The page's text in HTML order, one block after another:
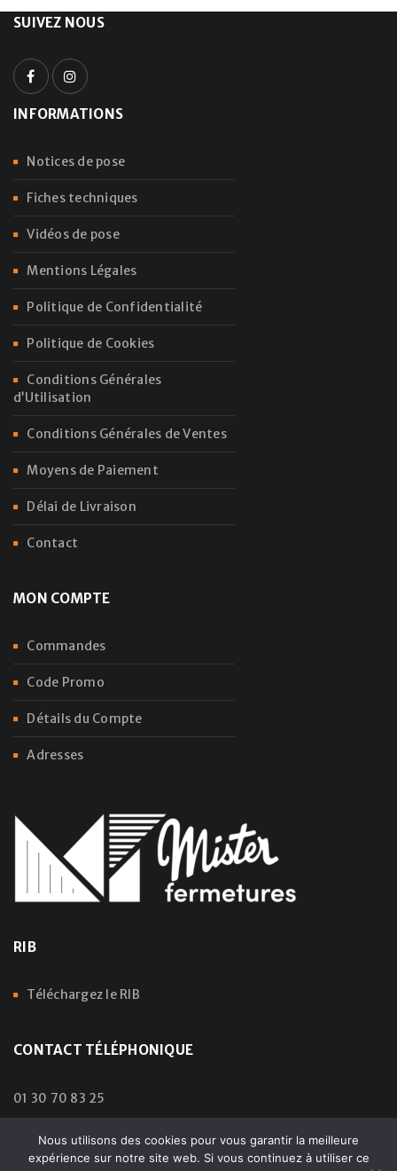
SUIVEZ NOUS
INFORMATIONS
Notices de pose
Fiches techniques
Vidéos de pose
Mentions Légales
Politique de Confidentialité
Politique de Cookies
Conditions Générales
d’Utilisation
Conditions Générales de Ventes
Moyens de Paiement
Délai de Livraison
Contact
MON COMPTE
Commandes
Code Promo
Détails du Compte
Adresses
RIB
Téléchargez le RIB
CONTACT TÉLÉPHONIQUE
01 30 70 83 25
Nous utilisons des cookies pour vous garantir la meilleure
expérience sur notre site web. Si vous continuez à utiliser ce